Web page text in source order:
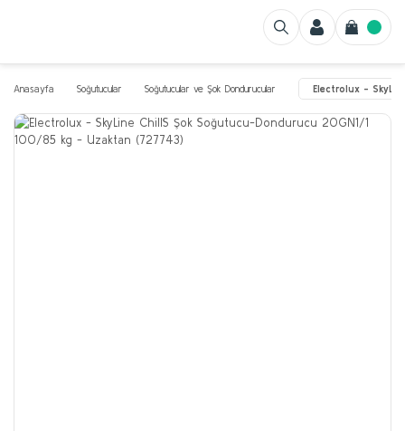
Anasayfa Soğutucular Soğutucular ve Şok Dondurucular Electrolux -